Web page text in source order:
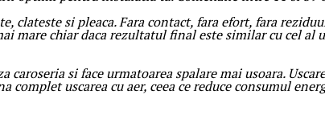
clateste si pleaca. Fara contact, fara efort, fara
mare chiar daca rezultatul final este similar cu cel al
si face urmatoarea spalare mai usoara.
uscarea cu aer, ceea ce reduce consumul